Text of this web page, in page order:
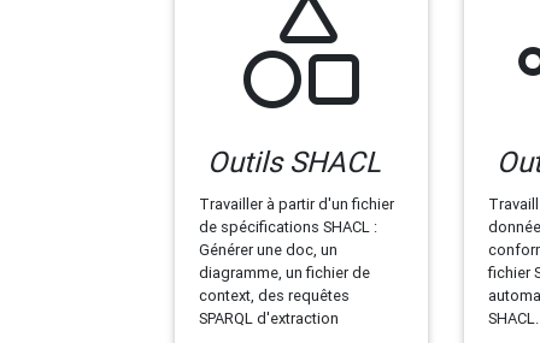
Outils SHACL
Travailler à partir d'un fichier
de spécifications SHACL :
Générer une doc, un
diagramme, un fichier de
context, des requêtes
SPARQL d'extraction
fichier
SHACL.